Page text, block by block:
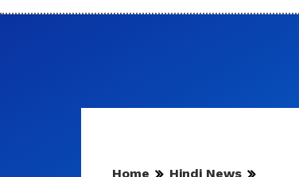
Home Hindi News